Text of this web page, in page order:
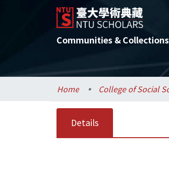
Communities & Collections
Home
Details